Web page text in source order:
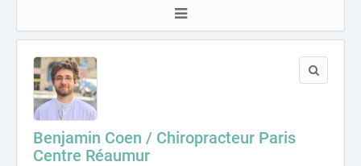
Benjamin Coen / Chiropracteur Paris
Centre Réaumur